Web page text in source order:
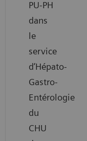
PU-PH
dans
le
service
d’Hépato-
Gastro-
Entérologie
du
CHU